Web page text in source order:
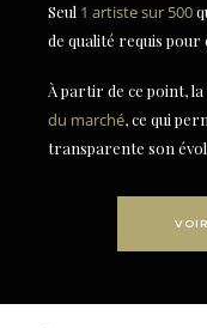
Seul 1 artiste sur 500
de qualité requis pour
À partir de ce point,
du marché, ce qui
transparente son